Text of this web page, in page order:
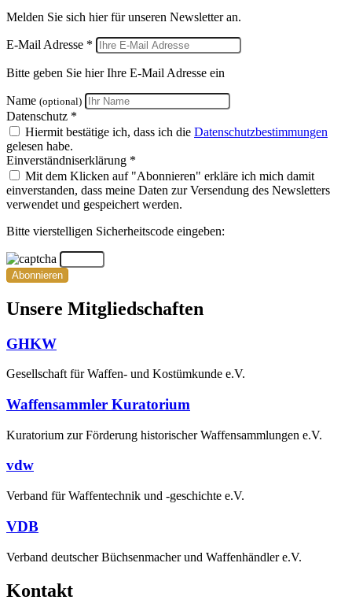
Melden Sie sich hier für unseren Newsletter an.
E-Mail Adresse *
Bitte geben Sie hier Ihre E-Mail Adresse ein
Name (optional)
Datenschutz *
Hiermit bestätige ich, dass ich die Datenschutzbestimmungen
gelesen habe.
Einverständniserklärung *
Mit dem Klicken auf "Abonnieren" erkläre ich mich damit
einverstanden, dass meine Daten zur Versendung des Newsletters
verwendet und gespeichert werden.
Bitte vierstelligen Sicherheitscode eingeben:
Abonnieren
Unsere Mitgliedschaften
GHKW
Gesellschaft für Waffen- und Kostümkunde e.V.
Waffensammler Kuratorium
Kuratorium zur Förderung historischer Waffensammlungen e.V.
vdw
Verband für Waffentechnik und -geschichte e.V.
VDB
Verband deutscher Büchsenmacher und Waffenhändler e.V.
Kontakt